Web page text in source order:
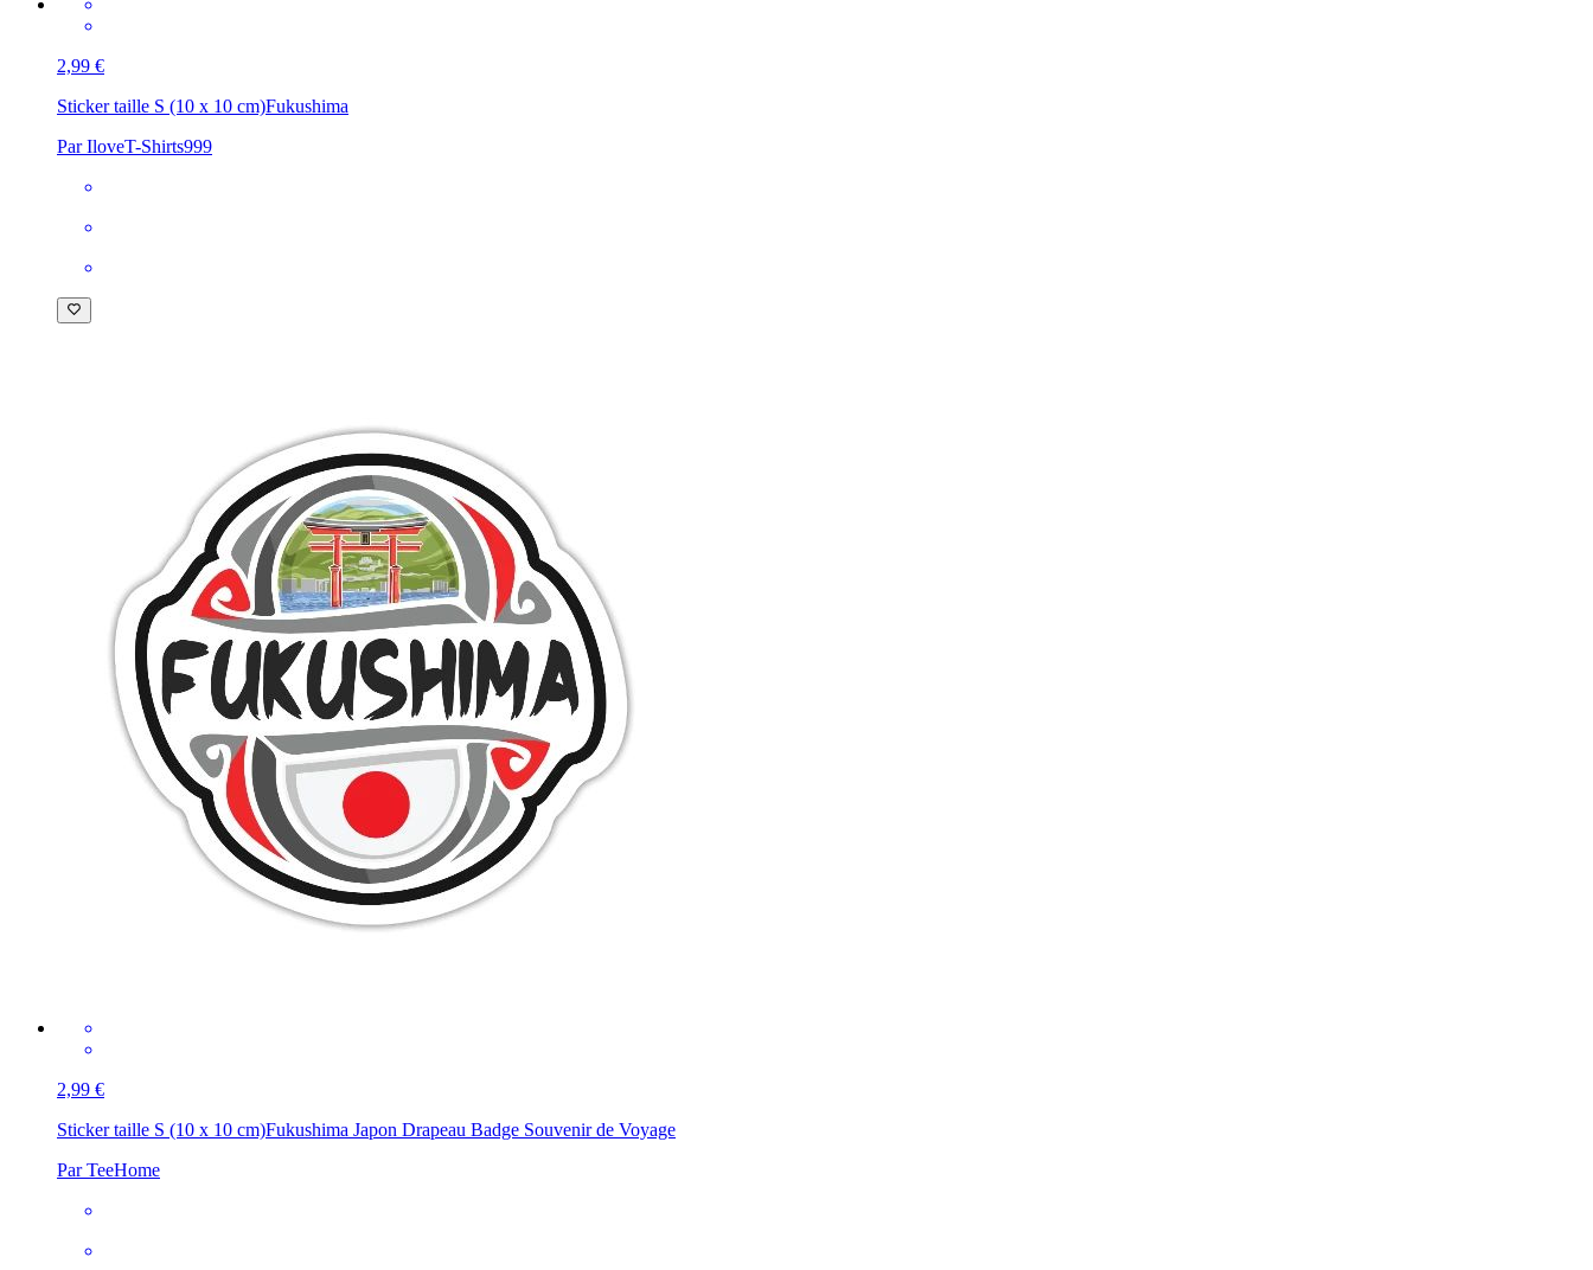
2,99 €
Sticker taille S (10 x 10 cm)Fukushima
Par IloveT-Shirts999
2,99 €
Sticker taille S (10 x 10 cm)Fukushima Japon Drapeau Badge Souvenir de Voyage
Par TeeHome